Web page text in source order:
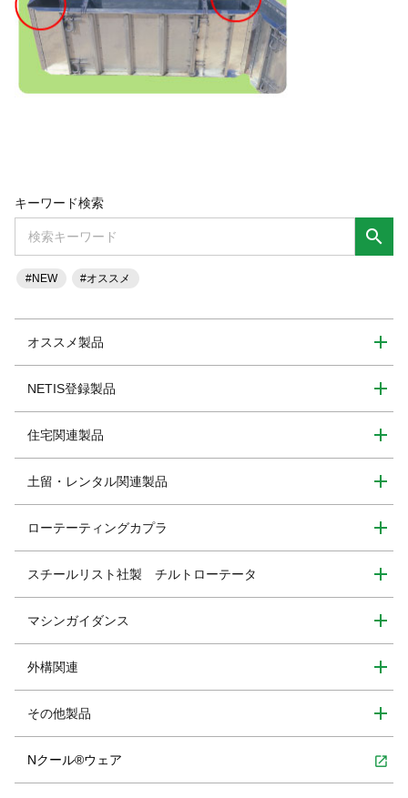
キーワード検索
search
#NEW #オススメ
オススメ製品
NETIS登録製品
住宅関連製品
土留・レンタル関連製品
ローテーティングカプラ
スチールリスト社製 チルトローテータ
マシンガイダンス
外構関連
その他製品
Nクール®ウェア open_in_new